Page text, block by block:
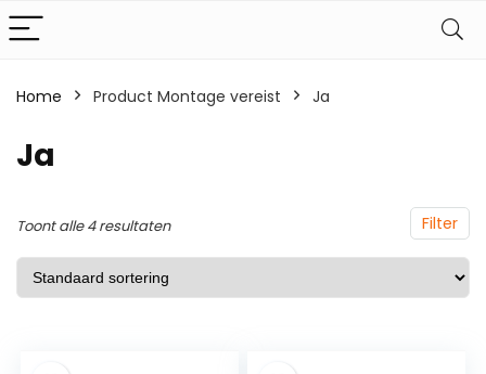
Home Product Montage vereist ‎Ja
‎Ja
Filter
Toont alle 4 resultaten